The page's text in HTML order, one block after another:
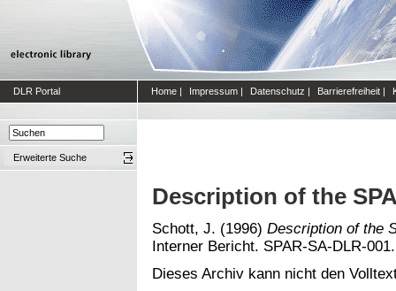
DLR Portal Home | Impressum | Datenschutz | Barrierefreiheit |
Erweiterte Suche
Description of the
Schott, J. (1996) Description of the
Interner Bericht. SPAR-SA-DLR-
Dieses Archiv kann nicht den